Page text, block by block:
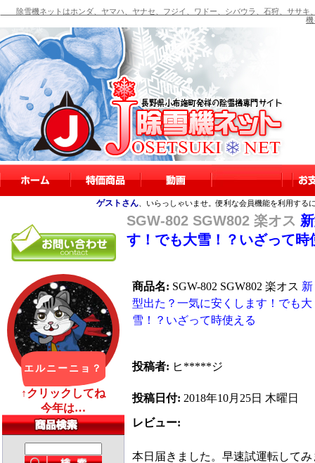
除雪機ネットはホンダ、ヤマハ、ヤナセ、フジイ、ワドー、シバウラ、石狩、ササキ
機
ゲストさん 、いらっしゃいませ。便利な会員機能を利用する
SGW-802 SGW802 楽オス
す！でも大雪！？いざって
商品名: SGW-802 SGW802 楽オス 新
型出た？一気に安くします！でも大
雪！？いざって時使える
投稿者: ヒ*****ジ
投稿日付: 2018年10月25日 木曜日
レビュー:
本日届きました。早速試運転して